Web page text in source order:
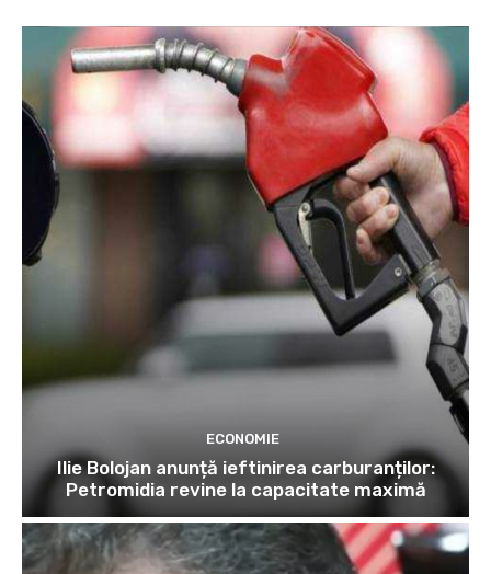
ECONOMIE
Ilie Bolojan anunță ieftinirea carburanților:
Petromidia revine la capacitate maximă